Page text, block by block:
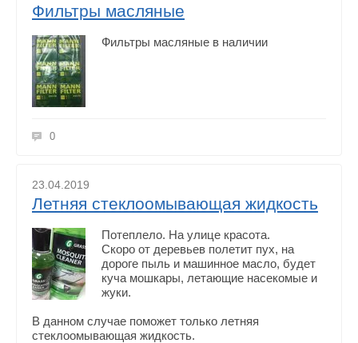
Фильтры масляные
Фильтры масляные в наличии
0
23.04.2019
Летняя стеклоомывающая жидкость
Потеплело. На улице красота.
Скоро от деревьев полетит пух, на
дороге пыль и машинное масло, будет
куча мошкары, летающие насекомые и
жуки.
В данном случае поможет только летняя
стеклоомывающая жидкость.